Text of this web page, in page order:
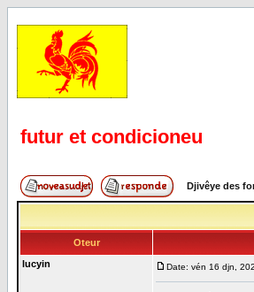
futur et condicioneu
Djivêye des
Oteur
lucyin
Date: vén 16 djn,